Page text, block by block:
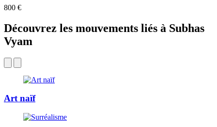
800 €
Découvrez les mouvements liés à Subhas
Vyam
Art naïf